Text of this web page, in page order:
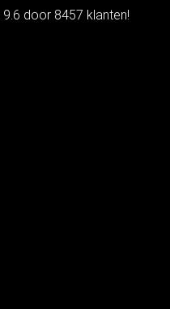
door 8457 klanten!